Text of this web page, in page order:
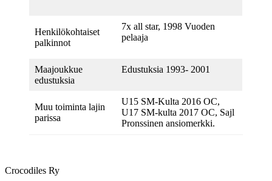
Henkilökohtaiset
palkinnot
7x all star, 1998 Vuoden
pelaaja
Maajoukkue
edustuksia
Edustuksia 1993- 2001
Muu toiminta lajin
parissa
U15 SM-Kulta 2016 OC,
U17 SM-kulta 2017 OC, Sajl
Pronssinen ansiomerkki.
Crocodiles Ry